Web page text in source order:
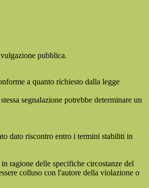
pubblica.
a quanto richiesto dalla legge
segnalazione potrebbe determinare un
dato riscontro entro i termini stabiliti in
ragione delle specifiche circostanze del
colluso con l'autore della violazione o